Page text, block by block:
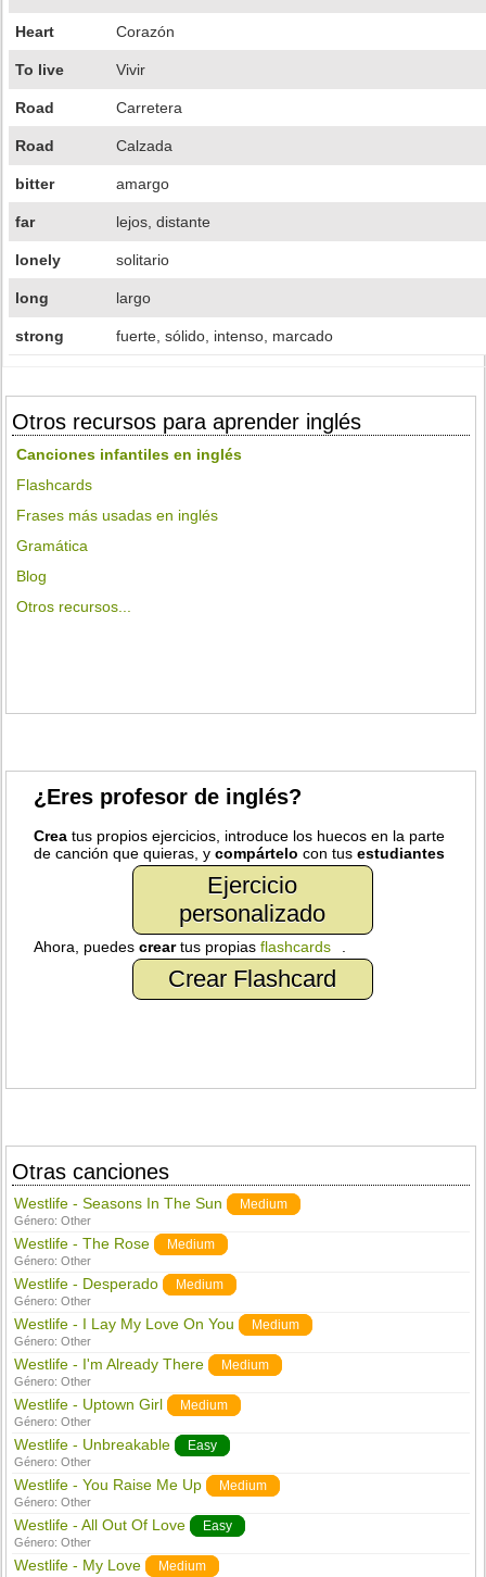
Heart Corazón
To live Vivir
Road Carretera
Road Calzada
bitter amargo
far lejos, distante
lonely solitario
long largo
strong fuerte, sólido, intenso, marcado
Otros recursos para aprender inglés
Canciones infantiles en inglés
Flashcards
Frases más usadas en inglés
Gramática
Blog
Otros recursos...
¿Eres profesor de inglés?
Crea tus propios ejercicios, introduce los huecos en la parte
de canción que quieras, ycompártelo con tusestudiantes
Ejercicio
personalizado
Ahora, puedescreartus propiasflashcards
Crear Flashcard
Otras canciones
Westlife - Seasons In The Sun Medium
Género:Other
Westlife - The Rose Medium
Género:Other
Westlife - Desperado Medium
Género:Other
Westlife - I Lay My Love On You Medium
Género:Other
Westlife - I'm Already There Medium
Género:Other
Westlife - Uptown Girl Medium
Género:Other
Westlife - Unbreakable Easy
Género:Other
Westlife - You Raise Me Up Medium
Género:Other
Westlife - All Out Of Love Easy
Género:Other
Westlife - My Love Medium